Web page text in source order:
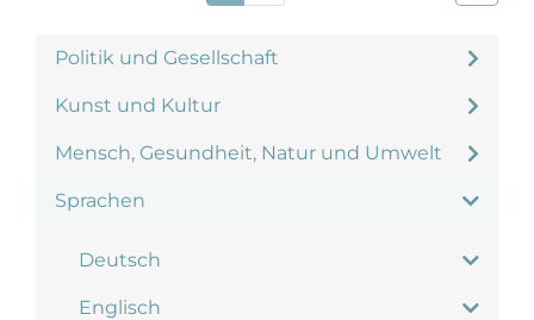
Politik und Gesellschaft
Kunst und Kultur
Mensch, Gesundheit, Natur und Umwelt
Sprachen
Deutsch
Englisch